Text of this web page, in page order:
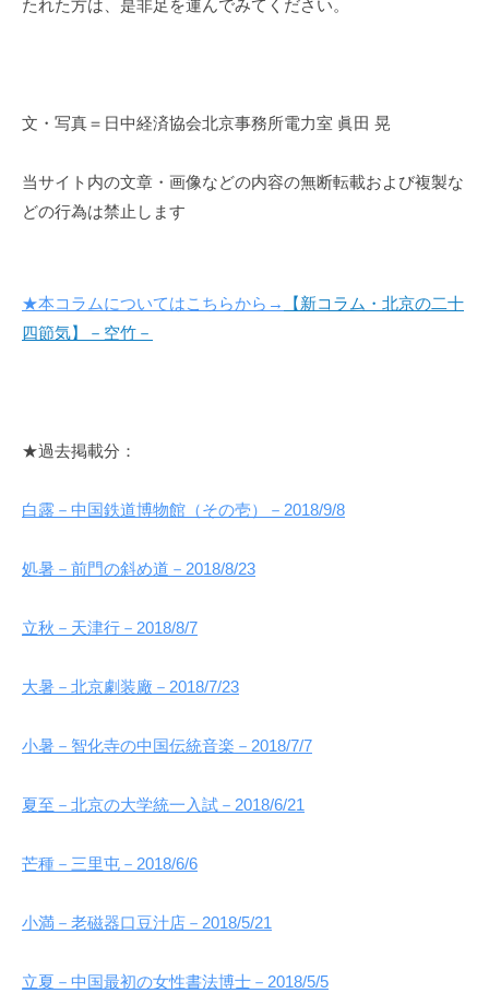
たれた方は、是非足を運んでみてください。
文・写真＝日中経済協会北京事務所電力室 眞田 晃
当サイト内の文章・画像などの内容の無断転載および複製な
どの行為は禁止します
★本コラムについてはこちらから→
【新コラム・北京の二十
四節気】
－空竹－
★過去掲載分：
白露－中国鉄道博物館（その壱）－2018/9/8
処暑－前門の斜め道－2018/8/23
立秋－天津行－2018/8/7
大暑－北京劇装廠－2018/7/23
小暑－智化寺の中国伝統音楽－2018/7/7
夏至－北京の大学統一入試－2018/6/21
芒種－三里屯－2018/6/6
小満－老磁器口豆汁店－2018/5/21
立夏－中国最初の女性書法博士－2018/5/5